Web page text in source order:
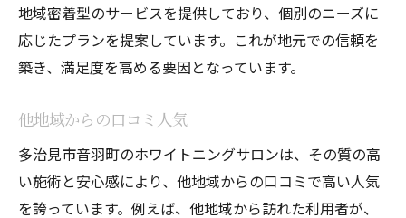
地域密着型のサービスを提供しており、個別のニーズに
応じたプランを提案しています。これが地元での信頼を
築き、満足度を高める要因となっています。
他地域からの口コミ人気
多治見市音羽町のホワイトニングサロンは、その質の高
い施術と安心感により、他地域からの口コミで高い人気
を誇っています。例えば、他地域から訪れた利用者が、